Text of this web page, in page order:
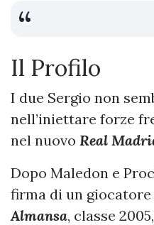
Il Profilo
I due Sergio non
nell’iniettare forze
nel nuovo Real
Dopo Maledon e
firma di un
Almansa, classe